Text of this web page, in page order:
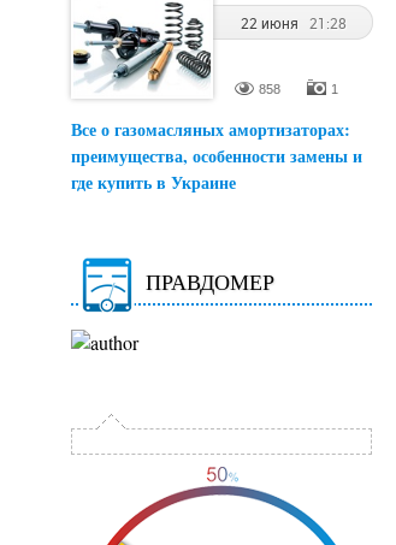
22 июня 21:28
858 1
Все о газомасляных амортизаторах:
преимущества, особенности замены и
где купить в Украине
ПРАВДОМЕР